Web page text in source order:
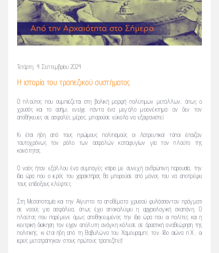
Τετάρτη, 4 Σεπτεμβρίου 2024
Η ιστορία του τραπεζικού συστήματος
Ο πλούτος που συμπιέζεται στη βολική μορφή πολύτιμων μετάλλων, όπως ο
χρυσός και το ασήμι, ενείχε πάντα ένα μεγάλο μειονέκτημα: αν δεν τον
αποθήκευες σε ασφαλές μέρος, μπορούσε εύκολα να εξαφανιστεί.
Κι έτσι ήδη από τους πρώιμους πολιτισμούς οι λατρευτικοί τόποι έπαιζαν
ταυτοχρόνως τον ρόλο των ασφαλών καταφυγίων για τον πλούτο της
κοινότητας.
Ο ναός ήταν εξάλλου ένα συμπαγές κτίριο με συνεχή ανθρώπινη παρουσία, την
ίδια ώρα που ο ιερός του χαρακτήρας θα μπορούσε από μόνος του να αποτρέψει
τους επίδοξους κλέφτες.
Στη Μεσοποταμία και την Αίγυπτο τα αποθέματα χρυσού φυλάσσονταν πράγματι
σε ναούς για ασφάλεια, όπως έχει αποκαλύψει η αρχαιολογική σκαπάνη. Ο
πλούτος που παρέμενε όμως αποθηκευμένος την ίδια ώρα που οι πολίτες και η
κεντρική διοίκηση τον είχαν απόλυτη ανάγκη κάλεσε σε δραστική αναθεώρηση της
πολιτικής, κι έτσι ήδη από τη Βαβυλώνα του Χαμουραμπί, τον 18ο αιώνα π.Χ., οι
ιερείς μετατράπηκαν στους πρώτους τραπεζίτες!